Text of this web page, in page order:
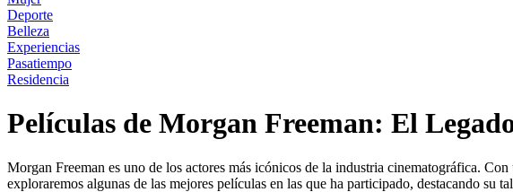
Deporte
Belleza
Experiencias
Pasatiempo
Residencia
Películas de Morgan Freeman: El
Morgan Freeman es uno de los actores más icónicos de la industria cinematográfica.
exploraremos algunas de las mejores películas en las que ha participado, destacando su